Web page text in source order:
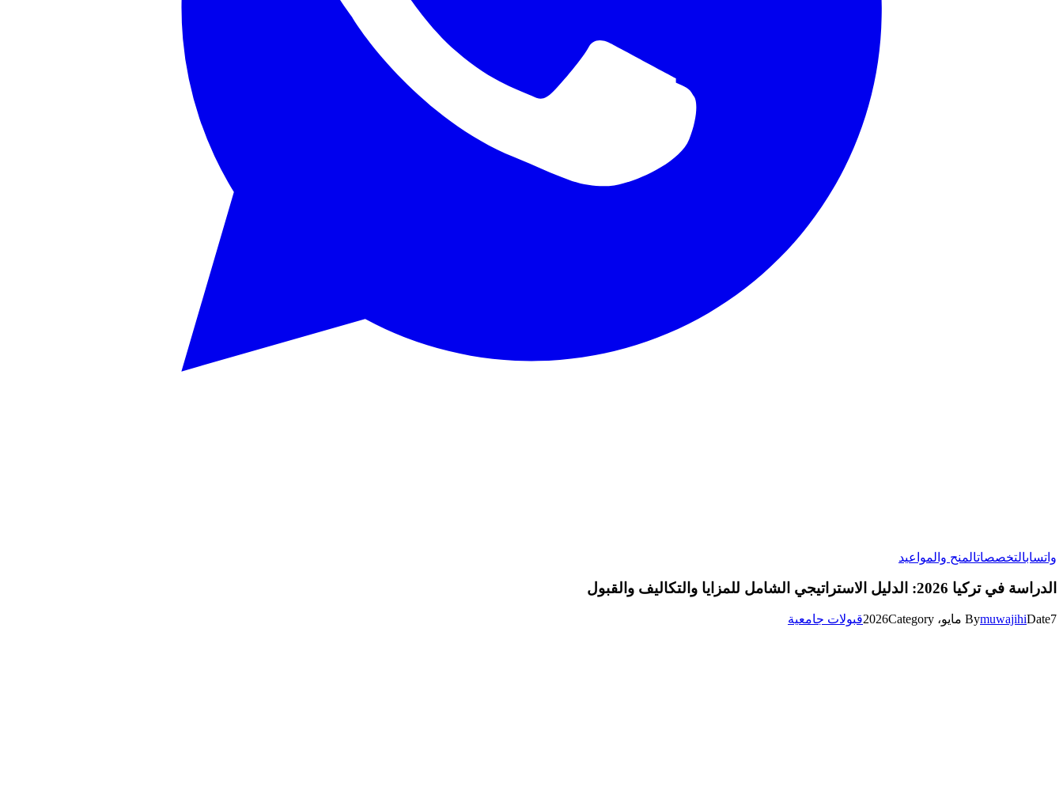
واتسابالتخصصاتالمنح والمواعيد
الدراسة في تركيا 2026: الدليل الاستراتيجي الشامل للمزايا والتكاليف والقبول
BymuwajihiDate7 مايو، 2026 Category قبولات جامعية